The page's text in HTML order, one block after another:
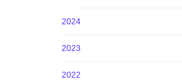
2024
2023
2022